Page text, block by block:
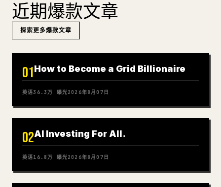
近期爆款文章
探索更多爆款文章
01How to Become a Grid Billionaire
英语36.3万 曝光2026年8月07日
02AI Investing For All.
英语16.8万 曝光2026年8月07日